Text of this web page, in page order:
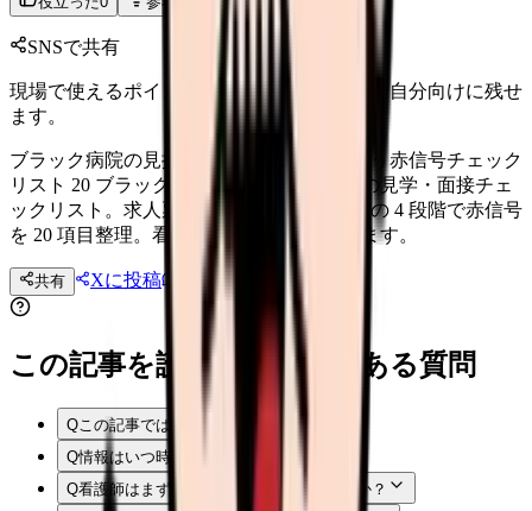
SNSで共有
現場で使えるポイントを、同僚やあとで読む自分向けに残せ
ます。
ブラック病院の見抜き方｜見学・面接で使う赤信号チェック
リスト 20 ブラック病院に入職しないための見学・面接チェ
ックリスト。求人票・口コミ・見学・面接の 4 段階で赤信号
を 20 項目整理。看護師転職の失敗を防ぎます。
共有 Xに投稿 LINE 投稿文コピー
この記事を読む前後によくある質問
Qこの記事では何を確認できますか？
Q情報はいつ時点のものですか？
Q看護師はまず何から確認すればよいですか？